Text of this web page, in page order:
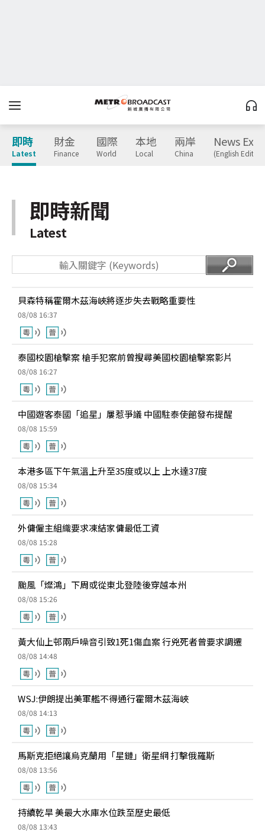
即時
Latest
財金
Finance
國際
World
本地
Local
兩岸
China
News
(English
即時新聞
Latest
貝森特稱霍爾木茲海峽將逐步失去戰略重要性
08/08 16:37
泰國校園槍擊案 槍手犯案前曾搜尋美國校園槍擊案影片
08/08 16:27
中國遊客泰國「追星」屢惹爭議 中國駐泰使館發布提醒
08/08 15:59
本港多區下午氣溫上升至35度或以上 上水達37度
08/08 15:34
外傭僱主組織要求凍結家傭最低工資
08/08 15:28
颱風「燦鴻」下周或從東北登陸後穿越本州
08/08 15:26
黃大仙上邨兩戶噪音引致1死1傷血案 行兇死者曾要求調遷
08/08 14:48
WSJ:伊朗提出美軍艦不得通行霍爾木茲海峽
08/08 14:13
馬斯克拒絕讓烏克蘭用「星鏈」衛星網 打擊俄羅斯
08/08 13:56
持續乾旱 美最大水庫水位跌至歷史最低
08/08 13:43